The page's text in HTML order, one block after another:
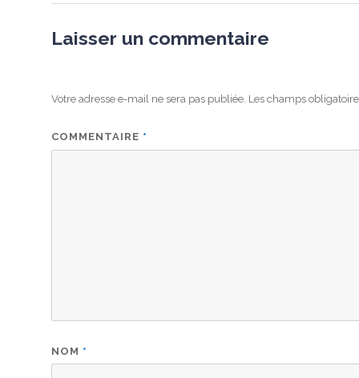
Laisser un commentaire
Votre adresse e-mail ne sera pas publiée. Les champs
COMMENTAIRE *
NOM *